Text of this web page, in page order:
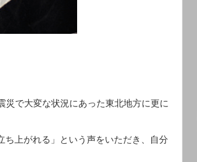
災で大変な状況にあった東北地方に更に
ち上がれる」という声をいただき、自分